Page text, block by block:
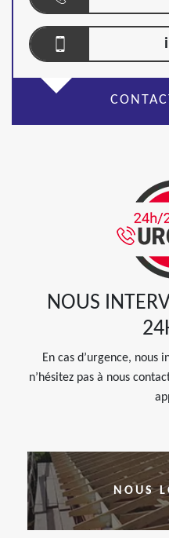
NOUS
En cas d’urgence, nous
n’hésitez pas à nous
NOUS